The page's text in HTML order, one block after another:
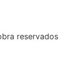
reservados